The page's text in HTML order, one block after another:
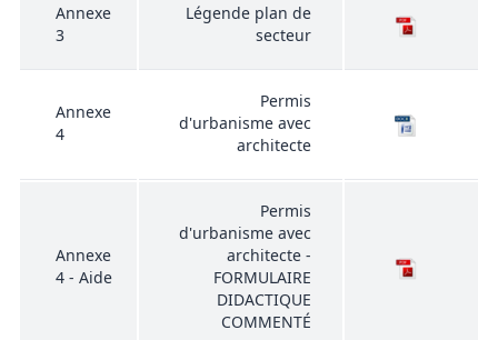
Annexe
3
Légende plan de
secteur
Annexe
4
Permis
d'urbanisme avec
architecte
Annexe
4 - Aide
Permis
d'urbanisme avec
architecte -
FORMULAIRE
DIDACTIQUE
COMMENTÉ